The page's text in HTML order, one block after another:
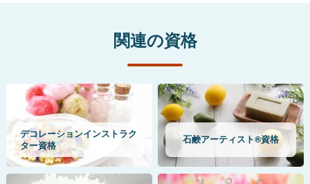
関連の資格
デコレーションインストラク
ター資格
石鹸アーティスト®資格